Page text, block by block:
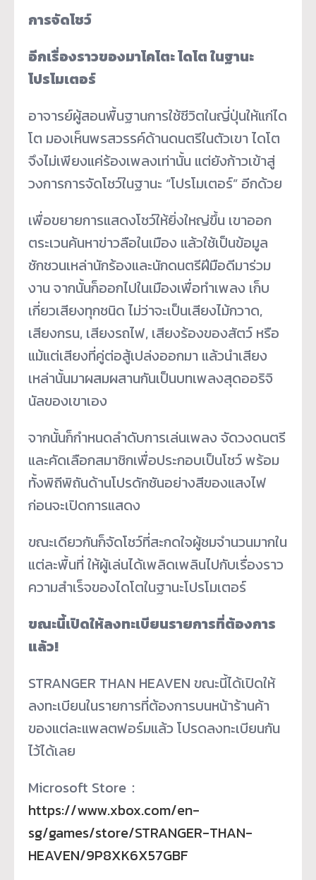
การจัดโชว์
อีกเรื่องราวของมาโคโตะ ไดโต ในฐานะ
โปรโมเตอร์
อาจารย์ผู้สอนพื้นฐานการใช้ชีวิตในญี่ปุ่นให้แก่ได
โต มองเห็นพรสวรรค์ด้านดนตรีในตัวเขา ไดโต
จึงไม่เพียงแค่ร้องเพลงเท่านั้น แต่ยังก้าวเข้าสู่
วงการการจัดโชว์ในฐานะ “โปรโมเตอร์” อีกด้วย
เพื่อขยายการแสดงโชว์ให้ยิ่งใหญ่ขึ้น เขาออก
ตระเวนค้นหาข่าวลือในเมือง แล้วใช้เป็นข้อมูล
ชักชวนเหล่านักร้องและนักดนตรีฝีมือดีมาร่วม
งาน จากนั้นก็ออกไปในเมืองเพื่อทำเพลง เก็บ
เกี่ยวเสียงทุกชนิด ไม่ว่าจะเป็นเสียงไม้กวาด,
เสียงกรน, เสียงรถไฟ, เสียงร้องของสัตว์ หรือ
แม้แต่เสียงที่คู่ต่อสู้เปล่งออกมา แล้วนำเสียง
เหล่านั้นมาผสมผสานกันเป็นบทเพลงสุดออริจิ
นัลของเขาเอง
จากนั้นก็กำหนดลำดับการเล่นเพลง จัดวงดนตรี
และคัดเลือกสมาชิกเพื่อประกอบเป็นโชว์ พร้อม
ทั้งพิถีพิถันด้านโปรดักชันอย่างสีของแสงไฟ
ก่อนจะเปิดการแสดง
ขณะเดียวกันก็จัดโชว์ที่สะกดใจผู้ชมจำนวนมากใน
แต่ละพื้นที่ ให้ผู้เล่นได้เพลิดเพลินไปกับเรื่องราว
ความสำเร็จของไดโตในฐานะโปรโมเตอร์
ขณะนี้เปิดให้ลงทะเบียนรายการที่ต้องการ
แล้ว!
STRANGER THAN HEAVEN ขณะนี้ได้เปิดให้
ลงทะเบียนในรายการที่ต้องการบนหน้าร้านค้า
ของแต่ละแพลตฟอร์มแล้ว โปรดลงทะเบียนกัน
ไว้ได้เลย
Microsoft Store：
https://www.xbox.com/en-
sg/games/store/STRANGER-THAN-
HEAVEN/9P8XK6X57GBF